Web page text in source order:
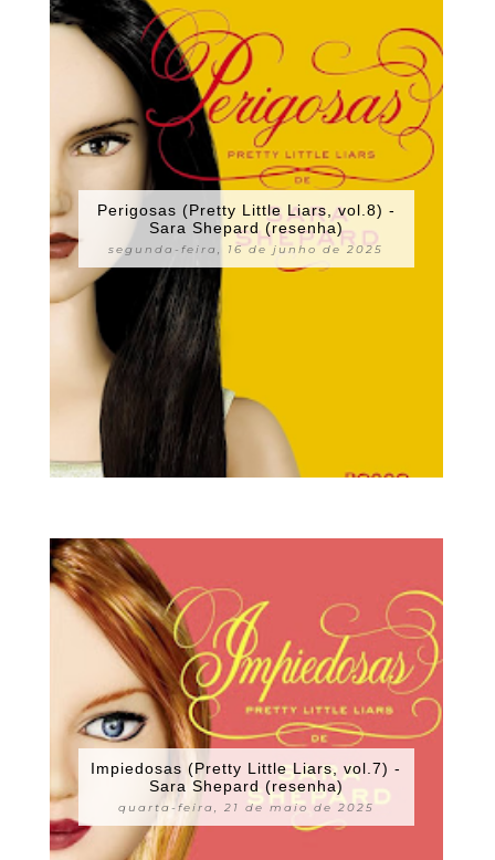
Perigosas (Pretty Little Liars, vol.8) -
Sara Shepard (resenha)
segunda-feira, 16 de junho de 2025
Impiedosas (Pretty Little Liars, vol.7) -
Sara Shepard (resenha)
quarta-feira, 21 de maio de 2025